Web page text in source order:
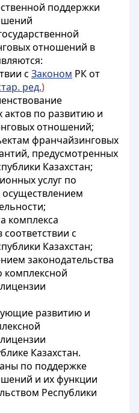
поддержки
отношений в
с Законом РК от
ред.)
по развитию и
отношений;
франчайзинговых
предусмотренных
Казахстан;
услуг по
комплекса
с
Казахстан;
законодательства
комплексной
развитию и
Казахстан.
по поддержке
и их функции
Республики